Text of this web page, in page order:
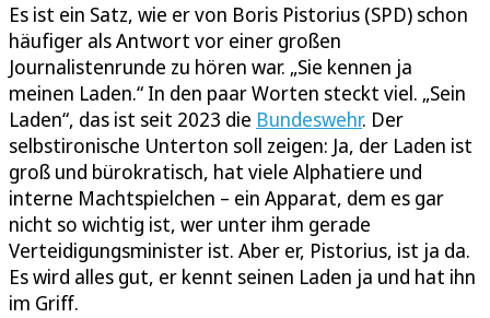
Es ist ein Satz, wie er von Boris Pistorius (SPD) schon
häufiger als Antwort vor einer großen
Journalistenrunde zu hören war. „Sie kennen ja
meinen Laden.“ In den paar Worten steckt viel. „Sein
Laden“, das ist seit 2023 die Bundeswehr. Der
selbstironische Unterton soll zeigen: Ja, der Laden ist
groß und bürokratisch, hat viele Alphatiere und
interne Machtspielchen – ein Apparat, dem es gar
nicht so wichtig ist, wer unter ihm gerade
Verteidigungsminister ist. Aber er, Pistorius, ist ja da.
Es wird alles gut, er kennt seinen Laden ja und hat ihn
im Griff.